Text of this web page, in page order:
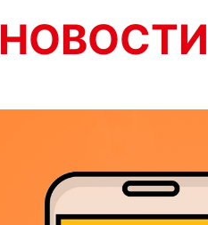
НОВОСТИ